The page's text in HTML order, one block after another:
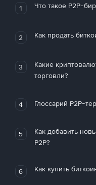
1 Что такое P2P-
2 Как продать
3
Какие
торговли?
4 Глоссарий P2P-
5
Как добавить
P2P?
6 Как купить